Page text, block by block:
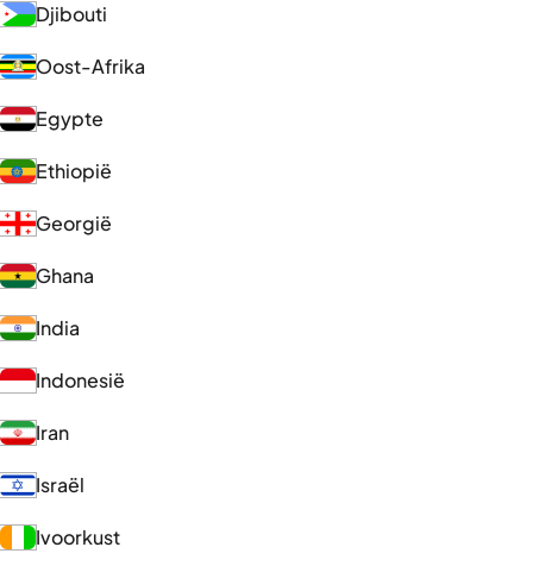
Djibouti
Oost-Afrika
Egypte
Ethiopië
Georgië
Ghana
India
Indonesië
Iran
Israël
Ivoorkust